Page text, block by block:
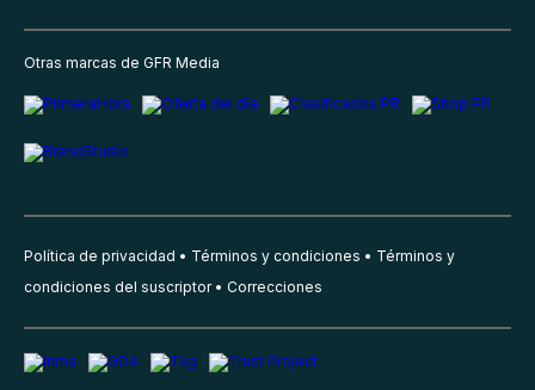
Otras marcas de GFR Media
Política de privacidad Términos y condiciones
Términos y
condiciones del suscriptor
Correcciones